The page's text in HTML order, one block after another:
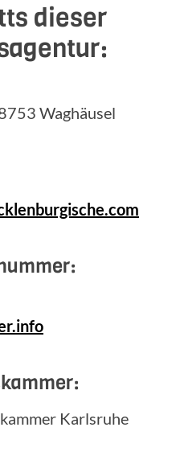
dieser
Waghäusel
Karlsruhe